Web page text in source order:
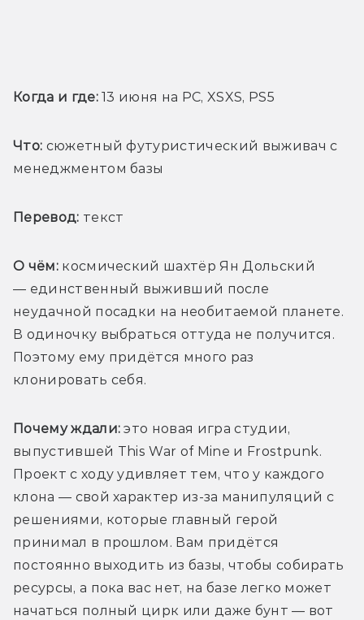
Когда и где: 13 июня на PC, XSXS, PS5
Что: сюжетный футуристический выживач с
менеджментом базы
Перевод: текст
О чём: космический шахтёр Ян Дольский
— единственный выживший после
неудачной посадки на необитаемой планете.
В одиночку выбраться оттуда не получится.
Поэтому ему придётся много раз
клонировать себя.
Почему ждали: это новая игра студии,
выпустившей This War of Mine и Frostpunk.
Проект с ходу удивляет тем, что у каждого
клона — свой характер из-за манипуляций с
решениями, которые главный герой
принимал в прошлом. Вам придётся
постоянно выходить из базы, чтобы собирать
ресурсы, а пока вас нет, на базе легко может
начаться полный цирк или даже бунт — вот